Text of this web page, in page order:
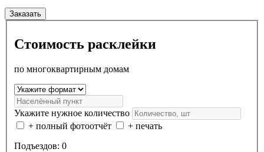
Заказать
Стоимость расклейки
по многоквартирным домам
Укажите нужное количество
+ полный фотоотчёт
+ печать
Подъездов: 0